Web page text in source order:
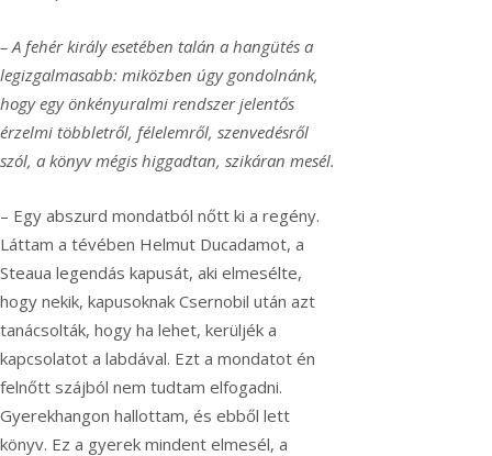
– A fehér király esetében talán a hangütés a
legizgalmasabb: miközben úgy gondolnánk,
hogy egy önkényuralmi rendszer jelentős
érzelmi többletről, félelemről, szenvedésről
szól, a könyv mégis higgadtan, szikáran mesél.
– Egy abszurd mondatból nőtt ki a regény.
Láttam a tévében Helmut Ducadamot, a
Steaua legendás kapusát, aki elmesélte,
hogy nekik, kapusoknak Csernobil után azt
tanácsolták, hogy ha lehet, kerüljék a
kapcsolatot a labdával. Ezt a mondatot én
felnőtt szájból nem tudtam elfogadni.
Gyerekhangon hallottam, és ebből lett
könyv. Ez a gyerek mindent elmesél, a